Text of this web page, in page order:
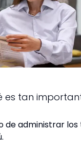
es tan
de administrar